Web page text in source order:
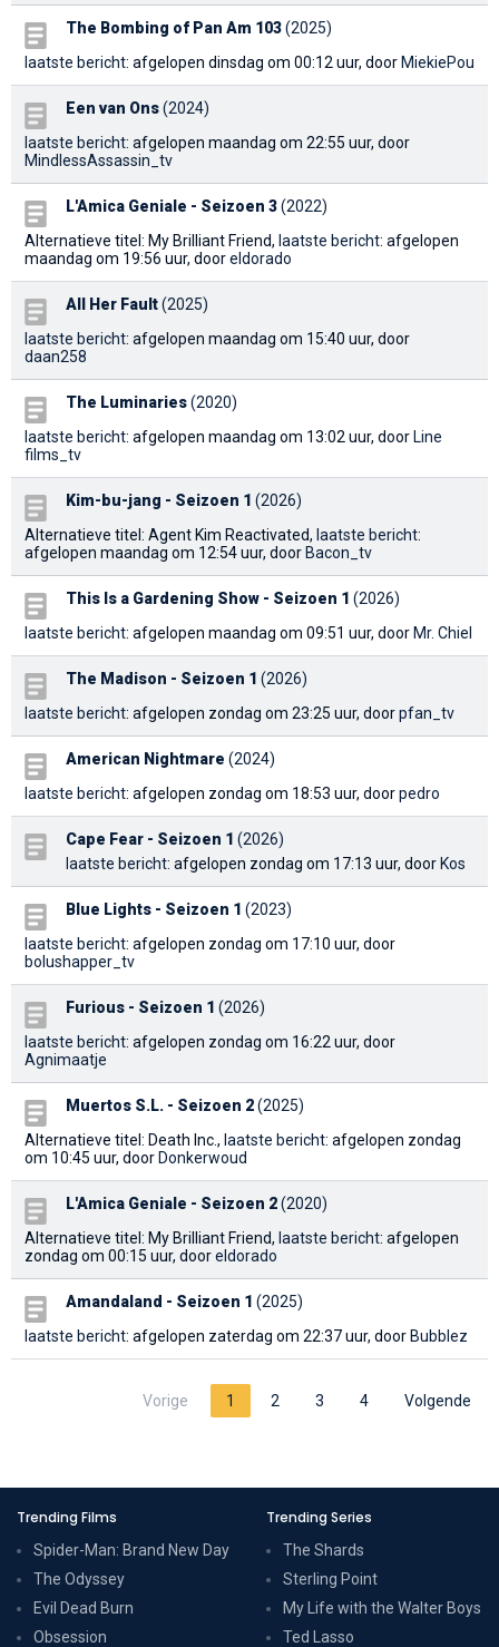
The Bombing of Pan Am 103(2025)
laatste bericht: afgelopen dinsdag om 00:12 uur, door MiekiePou
Een van Ons(2024)
laatste bericht: afgelopen maandag om 22:55 uur, door
MindlessAssassin_tv
L'Amica Geniale - Seizoen 3(2022)
Alternatieve titel: My Brilliant Friend, laatste bericht: afgelopen
maandag om 19:56 uur, dooreldorado
All Her Fault(2025)
laatste bericht: afgelopen maandag om 15:40 uur, door
daan258
The Luminaries(2020)
laatste bericht: afgelopen maandag om 13:02 uur, door Line
films_tv
Kim-bu-jang - Seizoen 1 (2026)
Alternatieve titel: Agent Kim Reactivated, laatste bericht:
afgelopen maandag om 12:54 uur, door Bacon_tv
This Is a Gardening Show - Seizoen 1 (2026)
laatste bericht: afgelopen maandag om 09:51 uur, door Mr. Chiel
The Madison - Seizoen 1 (2026)
laatste bericht: afgelopen zondag om 23:25 uur, doorpfan_tv
American Nightmare (2024)
laatste bericht: afgelopen zondag om 18:53 uur, doorpedro
Cape Fear - Seizoen 1 (2026)
laatste bericht: afgelopen zondag om 17:13 uur, door Kos
Blue Lights - Seizoen 1 (2023)
laatste bericht: afgelopen zondag om 17:10 uur, door
bolushapper_tv
Furious - Seizoen 1 (2026)
laatste bericht: afgelopen zondag om 16:22 uur, door
Agnimaatje
Muertos S.L. - Seizoen 2(2025)
Alternatieve titel: Death Inc., laatste bericht: afgelopen zondag
om 10:45 uur, door Donkerwoud
L'Amica Geniale - Seizoen 2(2020)
Alternatieve titel: My Brilliant Friend, laatste bericht: afgelopen
zondag om 00:15 uur, dooreldorado
Amandaland - Seizoen 1 (2025)
laatste bericht: afgelopen zaterdag om 22:37 uur, door Bubblez
Vorige 1 2 3 4 Volgende
Trending Films
Spider-Man: Brand New Day
The Odyssey
Evil Dead Burn
Obsession
Trending Series
The Shards
Sterling Point
My Life with the Walter Boys
Ted Lasso